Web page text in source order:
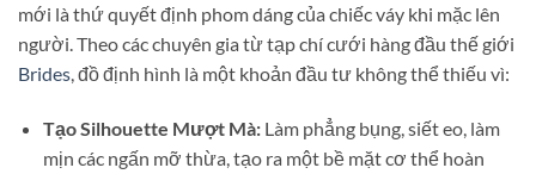
mới là thứ quyết định phom dáng của chiếc váy khi mặc lên
người. Theo các chuyên gia từ tạp chí cưới hàng đầu thế giới
Brides, đồ định hình là một khoản đầu tư không thể thiếu vì:
Tạo Silhouette Mượt Mà:Làm phẳng bụng, siết eo, làm
mịn các ngấn mỡ thừa, tạo ra một bề mặt cơ thể hoàn